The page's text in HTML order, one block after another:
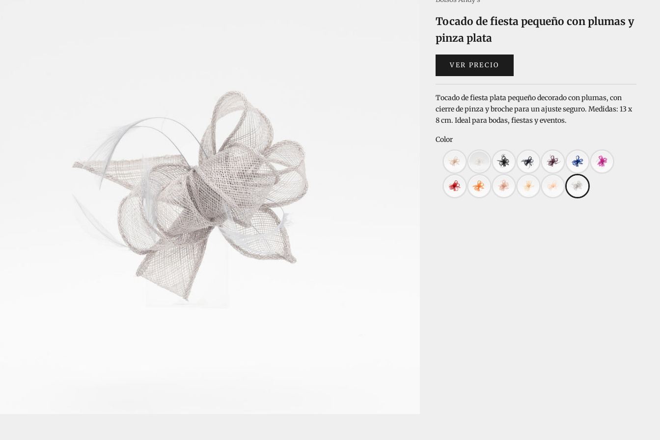
Tocado de fiesta pequeño con plumas y
pinza plata
VER PRECIO
Tocado de fiesta plata pequeño decorado con plumas, con
cierre de pinza y broche para un ajuste seguro. Medidas: 13 x
8 cm. Ideal para bodas, fiestas y eventos.
Color